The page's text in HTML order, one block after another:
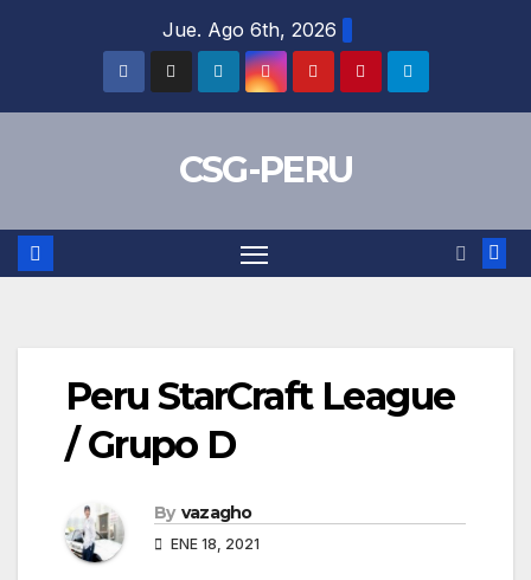
Jue. Ago 6th, 2026
CSG-PERU
Peru StarCraft League
/ Grupo D
By vazagho
ENE 18, 2021